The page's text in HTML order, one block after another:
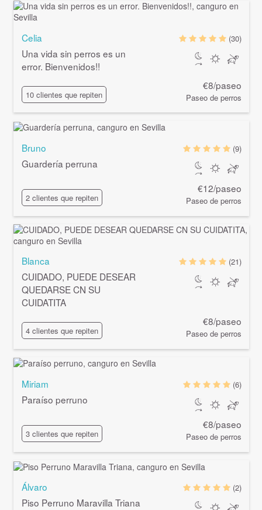
Celia
Una vida sin perros es un
error. Bienvenidos!!
10 clientes que repiten
(30)
€8/paseo
Paseo de perros
Bruno
Guardería perruna
2 clientes que repiten
(9)
€12/paseo
Paseo de perros
Blanca
CUIDADO, PUEDE DESEAR
QUEDARSE CN SU
CUIDATITA
4 clientes que repiten
(21)
€8/paseo
Paseo de perros
Miriam
Paraíso perruno
3 clientes que repiten
(6)
€8/paseo
Paseo de perros
Álvaro
Piso Perruno Maravilla Triana
(2)